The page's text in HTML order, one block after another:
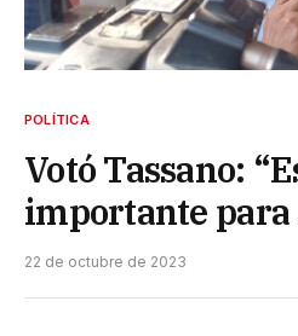
POLÍTICA
Votó Tassano:
importante
22 de octubre de 2023